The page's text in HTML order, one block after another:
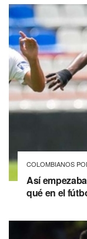
COLOMBIANOS
Así
qué en el